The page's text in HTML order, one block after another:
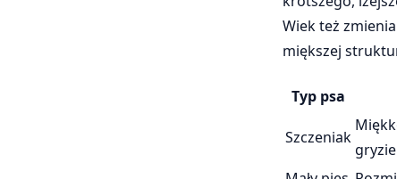
Wiek też
miększej
Typ psa
Szczeniak